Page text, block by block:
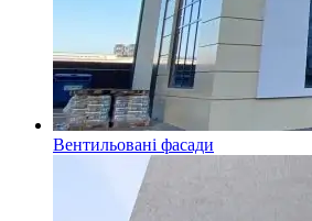
Вентильовані фасади